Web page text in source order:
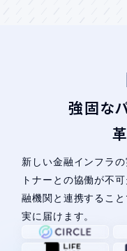
強固な
新しい金融インフラ
トナーとの協働が不
融機関と連携するこ
実に届けます。